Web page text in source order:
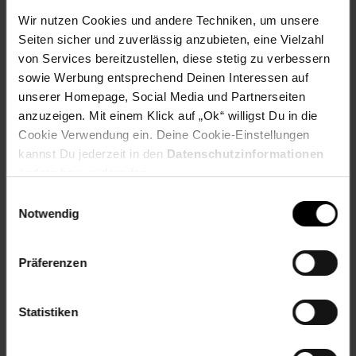
Wir nutzen Cookies und andere Techniken, um unsere
Seiten sicher und zuverlässig anzubieten, eine Vielzahl
von Services bereitzustellen, diese stetig zu verbessern
sowie Werbung entsprechend Deinen Interessen auf
unserer Homepage, Social Media und Partnerseiten
anzuzeigen. Mit einem Klick auf „Ok“ willigst Du in die
Cookie Verwendung ein. Deine Cookie-Einstellungen
kannst Du jederzeit in den Datenschutzinformationen
Notwendig
Präferenzen
Statistiken
Samsung Xpress C 480 W,
Samsung Xpress C 482,
Samsung Xpress C 482 W,
Samsung Xpress C 483,
Samsung Xpress C 483 FW,
Samsung Xpress C 483 W,
Samsung Xpress SLC 430,
Samsung Xpress SLC 430 Series,
Samsung Xpress SLC 460 W,
Samsung Xpress SLC 483 FW,
EAR_Kategorie: 5_Kleingeräte